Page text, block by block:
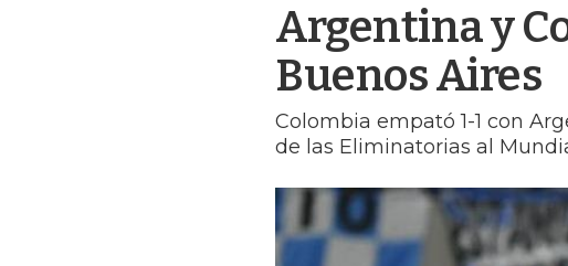
Argentina y
Buenos Aires
Colombia empató 1-1 con
de las Eliminatorias al